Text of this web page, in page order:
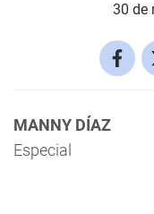
30 de
MANNY DÍAZ
Especial